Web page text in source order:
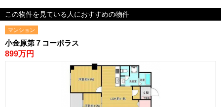
この物件を見ている人におすすめの物件
マンション
小金原第７コーポラス
899万円